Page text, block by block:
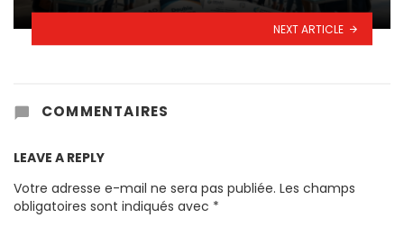
NEXT ARTICLE
COMMENTAIRES
LEAVE A REPLY
Votre adresse e-mail ne sera pas publiée. Les champs
obligatoires sont indiqués avec *